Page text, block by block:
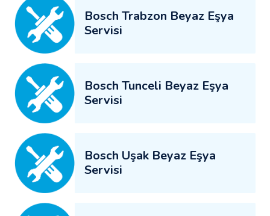
Bosch Trabzon Beyaz Eşya
Servisi
Bosch Tunceli Beyaz Eşya
Servisi
Bosch Uşak Beyaz Eşya
Servisi